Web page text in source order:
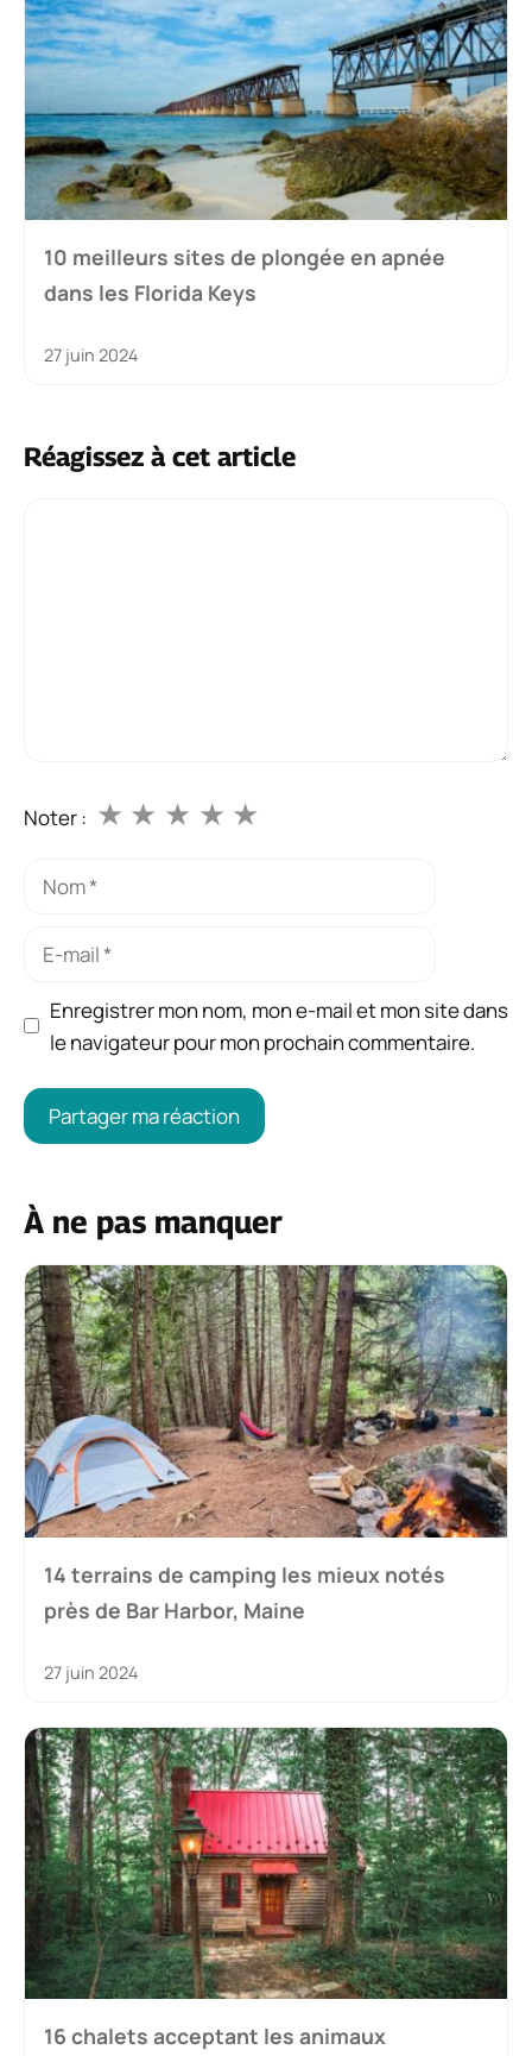
10 meilleurs sites de plongée en apnée
dans les Florida Keys
27 juin 2024
Réagissez à cet article
Noter : ★
★
★
★
★
Nom
Enregistrer mon nom, mon e-mail et mon site dans
le navigateur pour mon prochain commentaire.
À ne pas manquer
14 terrains de camping les mieux notés
près de Bar Harbor, Maine
27 juin 2024
16 chalets acceptant les animaux